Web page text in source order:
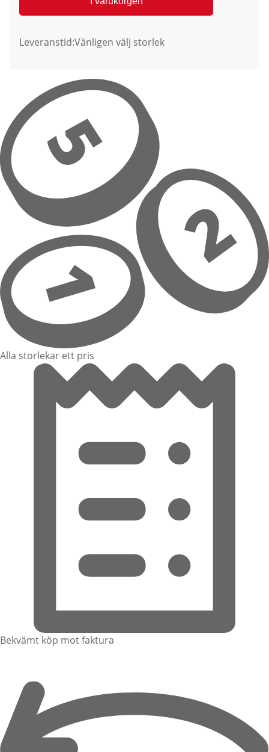
Leveranstid:Vänligen välj storlek
Alla storlekar ett pris
Bekvämt köp mot faktura